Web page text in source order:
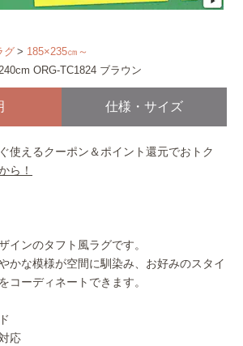
グ
185×235㎝～
ORG-TC1824 ブラウン
仕様・サイズ
使えるクーポン＆ポイント還元でおトク
ら！
インのタフト風ラグです。
かな模様が空間に馴染み、お好みのスタイ
コーディネートできます。
応